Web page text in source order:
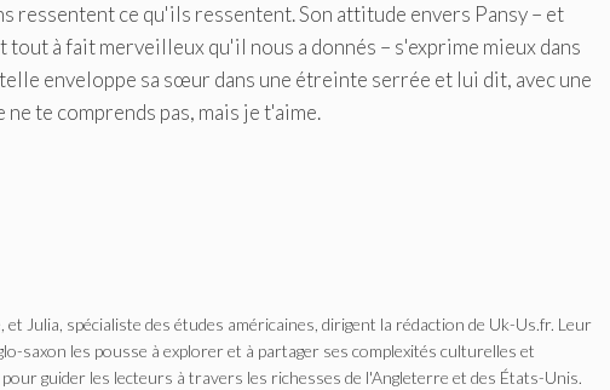
ressentent ce qu'ils ressentent. Son attitude envers Pansy – et
à fait merveilleux qu'il nous a donnés – s'exprime mieux dans
enveloppe sa sœur dans une étreinte serrée et lui dit, avec une
te comprends pas, mais je t'aime.
Julia, spécialiste des études américaines, dirigent la rédaction de Uk-Us.fr. Leur
saxon les pousse à explorer et à partager ses complexités culturelles et
guider les lecteurs à travers les richesses de l'Angleterre et des États-Unis.